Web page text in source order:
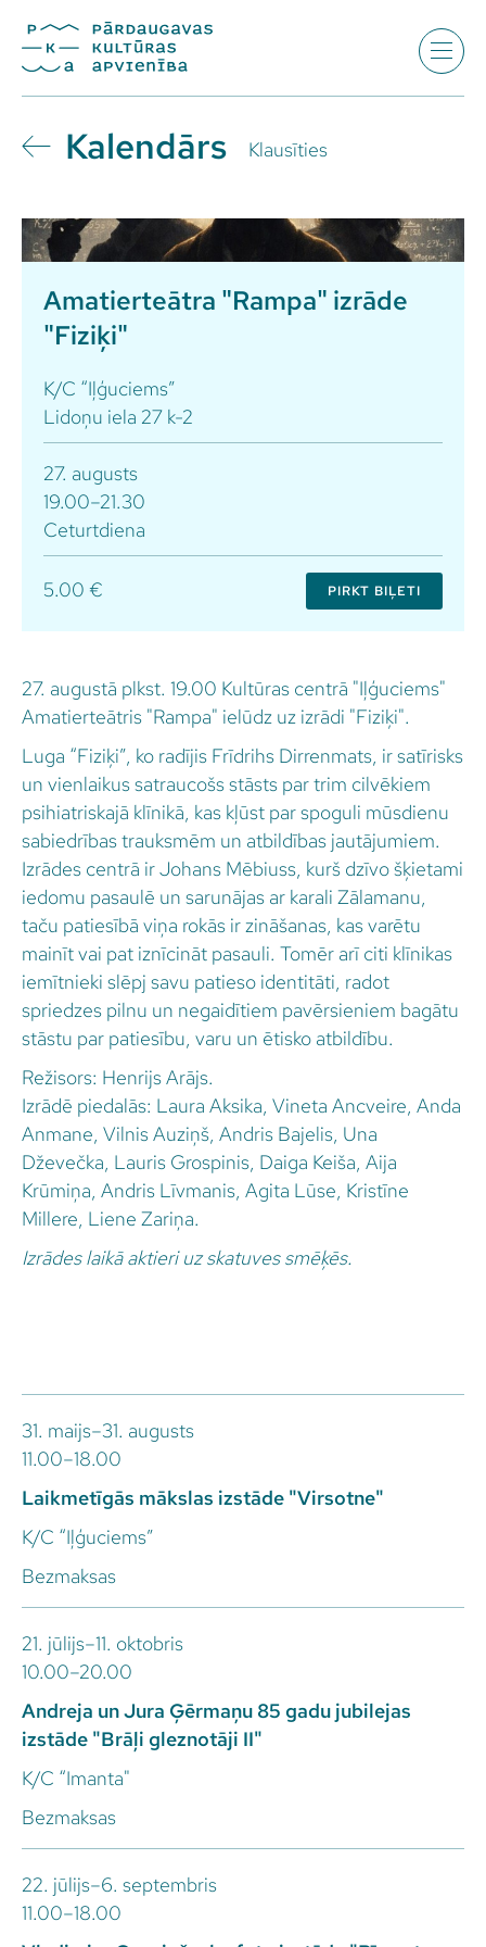
Kalendārs Klausīties
Amatierteātra "Rampa" izrāde
"Fiziķi"
K/C “Iļģuciems”
Lidoņu iela 27 k-2
27. augusts
19.00–21.30
Ceturtdiena
5.00 € PIRKT BIĻETI
27. augustā plkst. 19.00 Kultūras centrā "Iļģuciems"
Amatierteātris "Rampa" ielūdz uz izrādi "Fiziķi".
Luga “Fiziķi”, ko radījis Frīdrihs Dirrenmats, ir satīrisks
un vienlaikus satraucošs stāsts par trim cilvēkiem
psihiatriskajā klīnikā, kas kļūst par spoguli mūsdienu
sabiedrības trauksmēm un atbildības jautājumiem.
Izrādes centrā ir Johans Mēbiuss, kurš dzīvo šķietami
iedomu pasaulē un sarunājas ar karali Zālamanu,
taču patiesībā viņa rokās ir zināšanas, kas varētu
mainīt vai pat iznīcināt pasauli. Tomēr arī citi klīnikas
iemītnieki slēpj savu patieso identitāti, radot
spriedzes pilnu un negaidītiem pavērsieniem bagātu
stāstu par patiesību, varu un ētisko atbildību.
Režisors: Henrijs Arājs.
Izrādē piedalās: Laura Aksika, Vineta Ancveire, Anda
Anmane, Vilnis Auziņš, Andris Bajelis, Una
Dževečka, Lauris Grospinis, Daiga Keiša, Aija
Krūmiņa, Andris Līvmanis, Agita Lūse, Kristīne
Millere, Liene Zariņa.
Izrādes laikā aktieri uz skatuves smēķēs.
31. maijs–31. augusts
11.00–18.00
Laikmetīgās mākslas izstāde "Virsotne"
K/C “Iļģuciems”
Bezmaksas
21. jūlijs–11. oktobris
10.00–20.00
Andreja un Jura Ģērmaņu 85 gadu jubilejas
izstāde "Brāļi gleznotāji II"
K/C “Imanta"
Bezmaksas
22. jūlijs–6. septembris
11.00–18.00